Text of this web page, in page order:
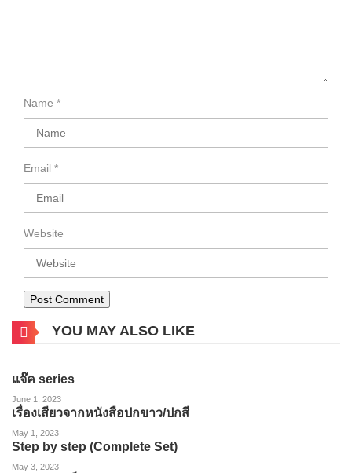
Name *
Email *
Website
YOU MAY ALSO LIKE
แจ๊ค series
June 1, 2023
เรื่องเสียวจากหนังสือปกขาว/ปกสี
May 1, 2023
Step by step (Complete Set)
May 3, 2023